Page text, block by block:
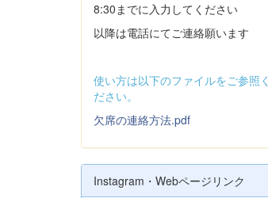
8:30までに入力してください
以降は電話にてご連絡願います
使い方は以下のファイルをご参照く
ださい。
欠席の連絡方法.pdf
Instagram・Webページリンク